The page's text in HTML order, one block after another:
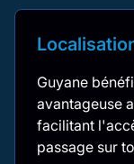
Guyane
avantageuse
facilitant
passage sur